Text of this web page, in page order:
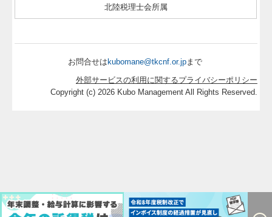
北陸税理士会所属
お問合せはkubomane@tkcnf.or.jpまで
外部サービスの利用に関するプライバシーポリシー
Copyright (c) 2026 Kubo Management All Rights Reserved.